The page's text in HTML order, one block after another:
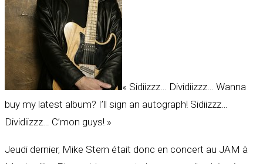
« Sidiizzz… Dividiizzz… Wanna
buy my latest album? I’ll sign an autograph! Sidiizzz…
Dividiizzz… C’mon guys! »
Jeudi dernier, Mike Stern était donc en concert au JAM à